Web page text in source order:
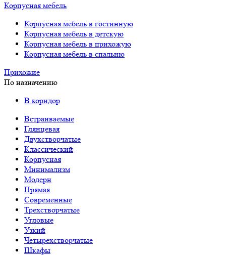
Корпусная мебель
Корпусная мебель в гостинную
Корпусная мебель в детскую
Корпусная мебель в прихожую
Корпусная мебель в спальню
Прихожие
По назначению
В коридор
Встраиваемые
Глянцевая
Двухстворчатые
Классический
Корпусная
Минимализм
Модерн
Прямая
Современные
Трехстворчатые
Угловые
Узкий
Четырехстворчатые
Шкафы